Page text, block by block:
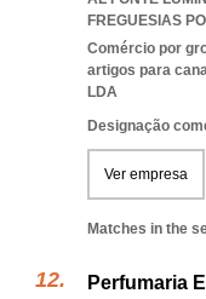
FREGUESIAS
Comércio por
artigos para
LDA
Designação
Ver empresa
Matches in the
Perfumaria